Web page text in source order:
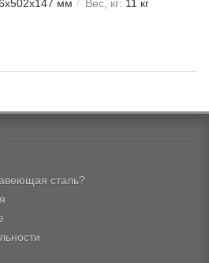
мм Вес, кг: 11 кг
сталь?